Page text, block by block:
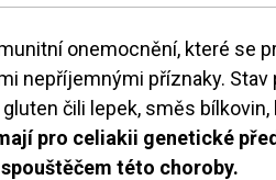
onemocnění, které se
nepříjemnými příznaky.
čili lepek, směs
pro celiakii genetické
této choroby.